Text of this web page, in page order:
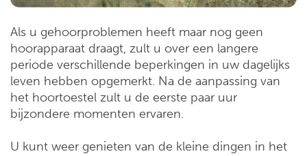
Als u gehoorproblemen heeft maar nog geen
hoorapparaat draagt, zult u over een langere
periode verschillende beperkingen in uw dagelijks
leven hebben opgemerkt. Na de aanpassing van
het hoortoestel zult u de eerste paar uur
bijzondere momenten ervaren.
U kunt weer genieten van de kleine dingen in het